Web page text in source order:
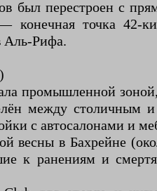
был перестроен с
точка 42-
Аль-Рифа.
промышленной
между
с автосалонами и
в Бахрейне
к ранениям и